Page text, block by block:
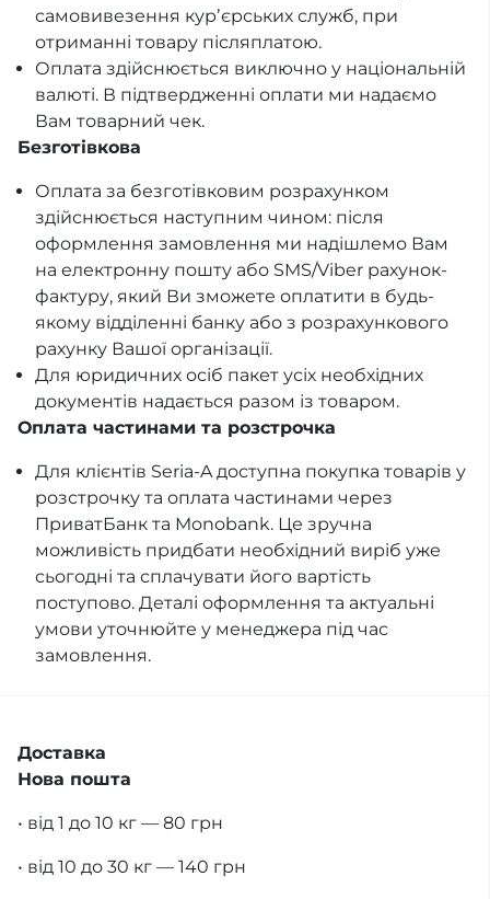
самовивезення курʼєрських служб, при
отриманні товару післяплатою.
Оплата здійснюється виключно у національній
валюті. В підтвердженні оплати ми надаємо
Вам товарний чек.
Безготівкова
Оплата за безготівковим розрахунком
здійснюється наступним чином: після
оформлення замовлення ми надішлемо Вам
на електронну пошту або SMS/Viber рахунок-
фактуру, який Ви зможете оплатити в будь-
якому відділенні банку або з розрахункового
рахунку Вашої організації.
Для юридичних осіб пакет усіх необхідних
документів надається разом із товаром.
Оплата частинами та розстрочка
Для клієнтів Seria-A доступна покупка товарів у
розстрочку та оплата частинами через
ПриватБанк та Monobank. Це зручна
можливість придбати необхідний виріб уже
сьогодні та сплачувати його вартість
поступово. Деталі оформлення та актуальні
умови уточнюйте у менеджера під час
замовлення.
Доставка
Нова пошта
• від 1 до 10 кг — 80 грн
• від 10 до 30 кг — 140 грн